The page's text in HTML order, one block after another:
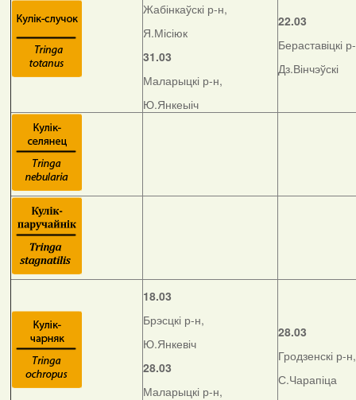
Жабінкаўскі р-н,
Я.Місіюк
31.03
Маларыцкі р-н,
Ю.Янкеыіч
22.03
Бераставіцкі
Дз.Вінчэўскі
18.03
Брэсцкі р-н,
Ю.Янкевіч
28.03
Маларыцкі р-н,
28.03
Гродзенскі р-н,
С.Чарапіца